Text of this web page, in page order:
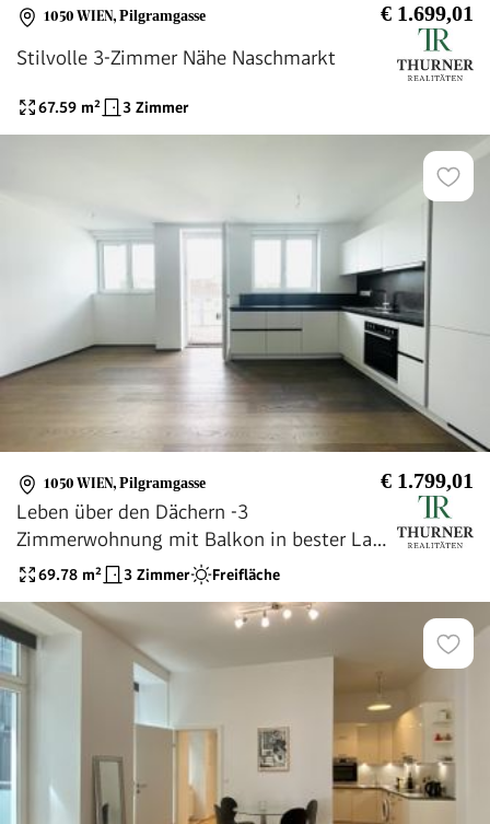
1050 WIEN, Pilgramgasse € 1.699,01
Stilvolle 3-Zimmer Nähe Naschmarkt
67.59 m² 3 Zimmer
1050 WIEN, Pilgramgasse € 1.799,01
Leben über den Dächern -3
Zimmerwohnung mit Balkon in bester Lage
des 5. Bezirkes!
69.78 m² 3 Zimmer Freifläche